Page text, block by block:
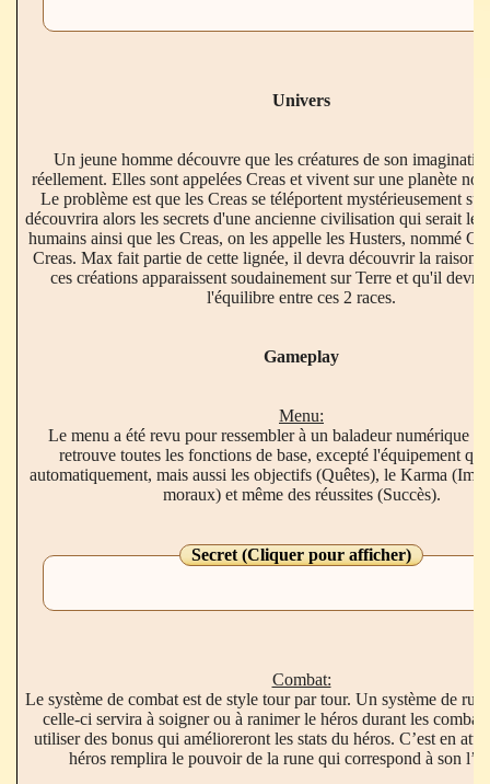
Univers
Un jeune homme découvre que les créatures de son
réellement. Elles sont appelées Creas et vivent sur une planète
Le problème est que les Creas se téléportent mystérieusement
découvrira alors les secrets d'une ancienne civilisation qui serait les
humains ainsi que les Creas, on les appelle les Husters, nommé
Creas. Max fait partie de cette lignée, il devra découvrir la raison
ces créations apparaissent soudainement sur Terre et qu'il devra
l'équilibre entre ces 2 races.
Gameplay
Menu:
Le menu a été revu pour ressembler à un baladeur numérique
retrouve toutes les fonctions de base, excepté l'équipement qui
automatiquement, mais aussi les objectifs (Quêtes), le Karma
moraux) et même des réussites (Succès).
Secret (Cliquer pour afficher)
Combat:
Le système de combat est de style tour par tour. Un système de
celle-ci servira à soigner ou à ranimer le héros durant les
utiliser des bonus qui amélioreront les stats du héros. C’est en
héros remplira le pouvoir de la rune qui correspond à son